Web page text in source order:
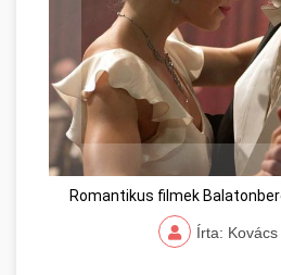
Romantikus filmek
Írta: